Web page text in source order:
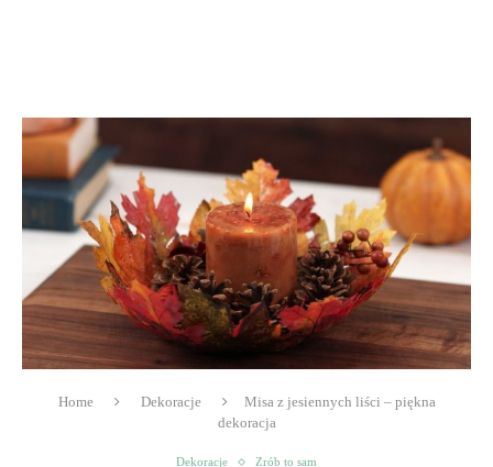
Home Dekoracje
Misa z jesiennych liści – piękna
dekoracja
Dekoracje Zrób to sam